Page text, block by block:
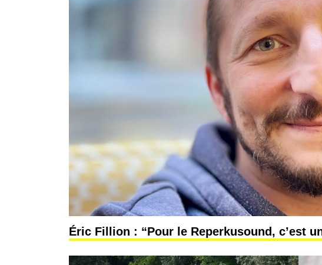
Éric Fillion : “Pour le Reperkusound, c’est